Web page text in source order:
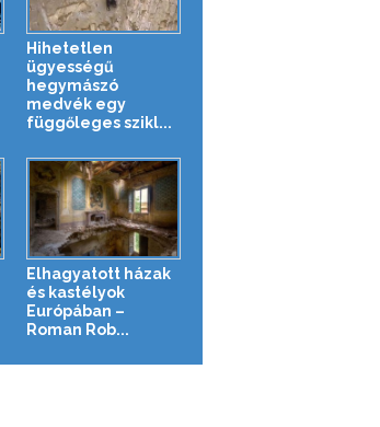
Hihetetlen
ügyességű
hegymászó
medvék egy
függőleges szikl...
Elhagyatott házak
és kastélyok
Európában –
Roman Rob...